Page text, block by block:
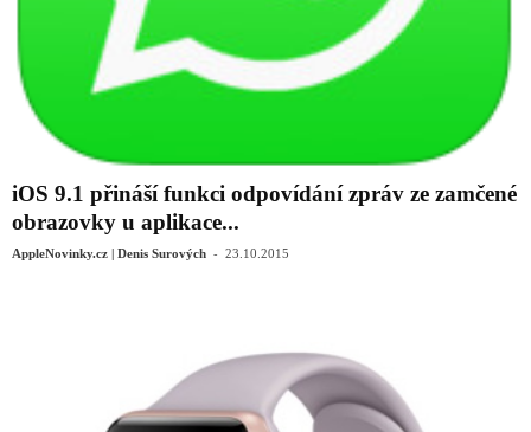
iOS 9.1 přináší funkci odpovídání zpráv ze zamčené
obrazovky u aplikace...
AppleNovinky.cz | Denis Surových - 23.10.2015